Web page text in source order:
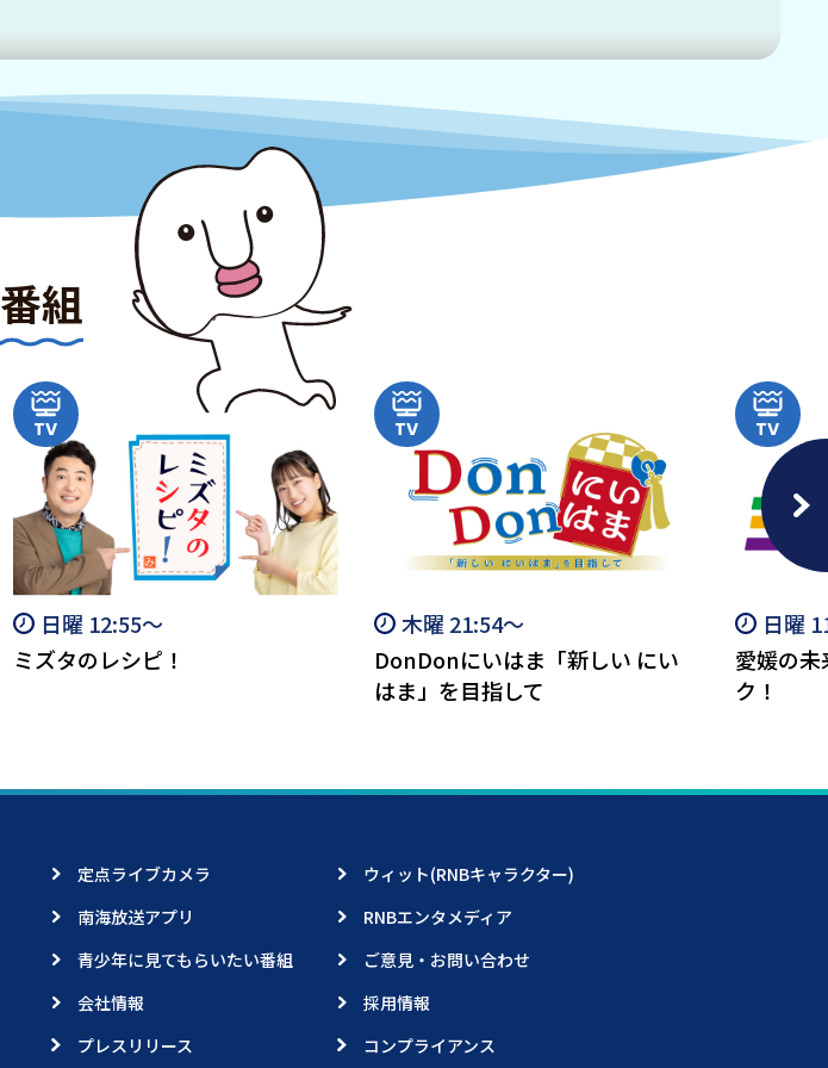
番組
日曜 12:55～
ミズタのレシピ！
木曜 21:54～
DonDonにいはま「新しい にい
はま」を目指して
日曜
愛媛の
ク！
定点ライブカメラ
ウィット(RNBキャラクター)
南海放送アプリ
RNBエンタメディア
青少年に見てもらいたい番組
ご意見・お問い合わせ
会社情報
採用情報
プレスリリース
コンプライアンス